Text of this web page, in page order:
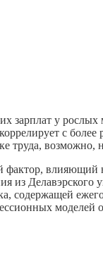
зарплат у
с
труда, возможно,
влияющий
Делавэрского
содержащей
моделей